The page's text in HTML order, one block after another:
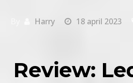
Harry 18 april 2023
Review: